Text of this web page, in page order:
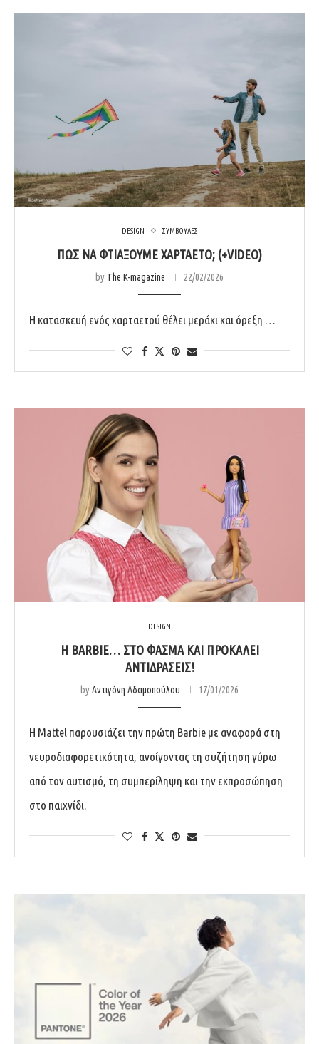
DESIGN ΣΥΜΒΟΥΛΕΣ
ΠΏΣ ΝΑ ΦΤΙΆΞΟΥΜΕ ΧΑΡΤΑΕΤΌ; (+VIDEO)
by The K-magazine 22/02/2026
Η κατασκευή ενός χαρταετού θέλει μεράκι και όρεξη …
DESIGN
Η BARBIE… ΣΤΟ ΦΆΣΜΑ ΚΑΙ ΠΡΟΚΑΛΕΊ
ΑΝΤΙΔΡΆΣΕΙΣ!
byΑντιγόνη Αδαμοπούλου 17/01/2026
Η Mattel παρουσιάζει την πρώτη Barbie με αναφορά στη
νευροδιαφορετικότητα, ανοίγοντας τη συζήτηση γύρω
από τον αυτισμό, τη συμπερίληψη και την εκπροσώπηση
στο παιχνίδι.